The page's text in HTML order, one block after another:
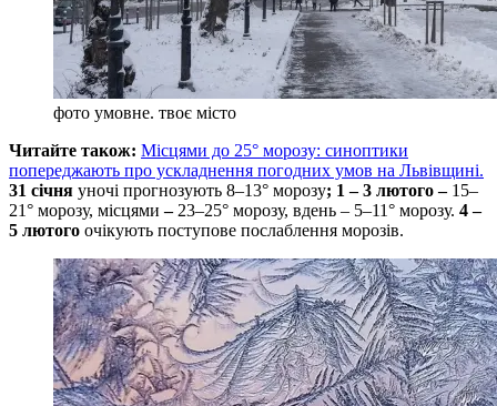
фото умовне. твоє місто
Читайте також: Місцями до 25° морозу: синоптики
попереджають про ускладнення погодних умов на Львівщині.
31 січня уночі прогнозують 8–13° морозу; 1 – 3 лютого – 15–
21° морозу, місцями – 23–25° морозу, вдень – 5–11° морозу. 4 –
5 лютого очікують поступове послаблення морозів.